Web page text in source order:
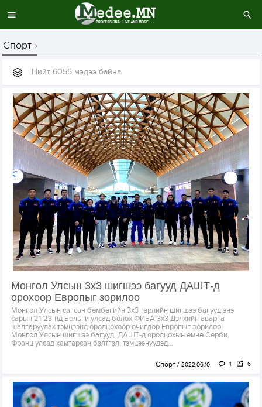
Спорт
Нийт 6055 мэдээ байна
Монгол Улсын 3х3 шигшээ багууд ДАШТ-д
орохоор Европыг зорилоо
Монгол Улсын сагсан бөмбөгийн 3х3 төрлийн шигшээ багууд энэ
сарын 21-23-нд Бельги улсад болох ФИБА 3х3 Дэлхийн аварга
шалгаруулах тэмцээнд оролцохоор өчигдөр Европыг зорилоо.
Монгол Улсын шигшээ багууд ДАШТ-д оролцохын өмнө Серби,
Франц улсад хамтарсан бэлтгэл, тэмцээнүүдэд...
Спорт 2022.06.10 1 6